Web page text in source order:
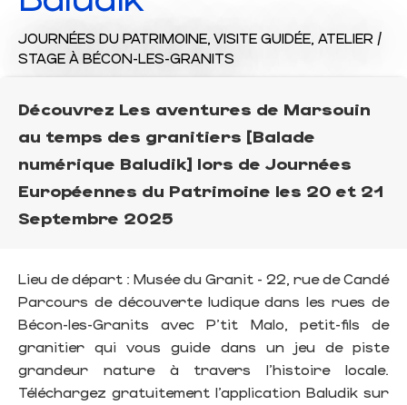
JOURNÉES DU PATRIMOINE, VISITE GUIDÉE, ATELIER /
STAGE À BÉCON-LES-GRANITS
Découvrez Les aventures de Marsouin
au temps des granitiers [Balade
numérique Baludik] lors de Journées
Européennes du Patrimoine les 20 et 21
Septembre 2025
Lieu de départ : Musée du Granit - 22, rue de Candé
Parcours de découverte ludique dans les rues de
Bécon-les-Granits avec P’tit Malo, petit-fils de
granitier qui vous guide dans un jeu de piste
grandeur nature à travers l’histoire locale.
Téléchargez gratuitement l’application Baludik sur